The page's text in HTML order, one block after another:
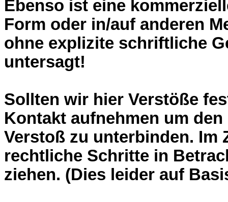
Ebenso ist eine
Form oder in/auf anderen
ohne explizite schriftliche
untersagt!
Sollten wir hier Verstöße
Kontakt aufnehmen um den
Verstoß zu unterbinden. Im
rechtliche Schritte in
ziehen. (Dies leider auf